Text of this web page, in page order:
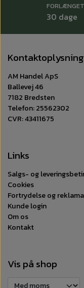
30 dage
AM Handel ApS
Ballevej 46
7182 Bredsten
Telefon: 25562302
CVR: 43411675
Links
Salgs- og
Cookies
Fortrydelse og
Kunde login
Om os
Kontakt
Vis på shop